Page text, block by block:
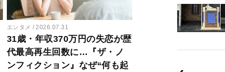
エンタメ 2026.07.31
31歳・年収370万円の失恋が歴
代最高再生回数に…『ザ・ノ
ンフィクション』なぜ“何も起